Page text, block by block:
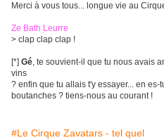
Merci à vous tous... longue vie au
Ze Bath Leurre
> clap clap clap !
[*] Gé, te souvient-il que tu nous avais
vins
? enfin que tu allais t'y essayer... en
boutanches ? tiens-nous au courant !
#Le Cirque Zavatars - tel quel